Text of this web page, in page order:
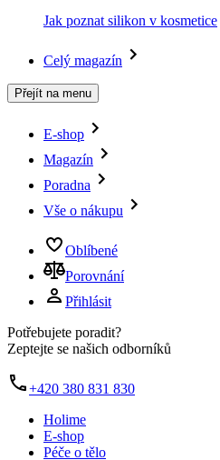
Jak poznat silikon v kosmetice
Celý magazín
Přejít na menu
E-shop
Magazín
Poradna
Vše o nákupu
Oblíbené
Porovnání
Přihlásit
Potřebujete poradit?
Zeptejte se našich odborníků
+420 380 831 830
Holime
E-shop
Péče o tělo